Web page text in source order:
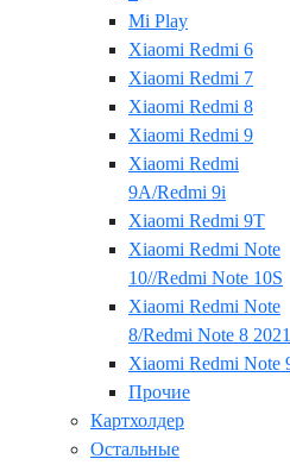
Mi Play
Xiaomi Redmi 6
Xiaomi Redmi 7
Xiaomi Redmi 8
Xiaomi Redmi 9
Xiaomi Redmi
9A/Redmi 9i
Xiaomi Redmi 9T
Xiaomi Redmi Note
10//Redmi Note 10S
Xiaomi Redmi Note
8/Redmi Note 8 2021
Xiaomi Redmi Note
Прочие
Картхолдер
Остальные